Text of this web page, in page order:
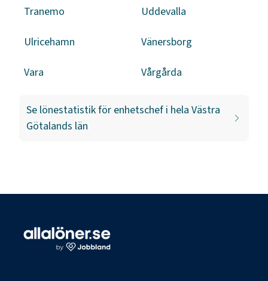
Tranemo Uddevalla
Ulricehamn Vänersborg
Vara Vårgårda
Se lönestatistik för enhetschef i hela Västra
Götalands län